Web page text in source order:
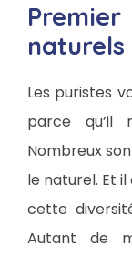
Les puristes
parce qu’il
Nombreux
le naturel. Et
cette
Autant de